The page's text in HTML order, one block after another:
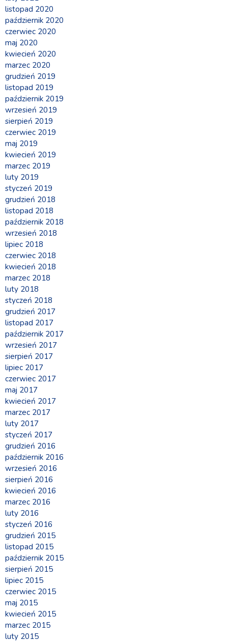
listopad 2020
październik 2020
czerwiec 2020
maj 2020
kwiecień 2020
marzec 2020
grudzień 2019
listopad 2019
październik 2019
wrzesień 2019
sierpień 2019
czerwiec 2019
maj 2019
kwiecień 2019
marzec 2019
luty 2019
styczeń 2019
grudzień 2018
listopad 2018
październik 2018
wrzesień 2018
lipiec 2018
czerwiec 2018
kwiecień 2018
marzec 2018
luty 2018
styczeń 2018
grudzień 2017
listopad 2017
październik 2017
wrzesień 2017
sierpień 2017
lipiec 2017
czerwiec 2017
maj 2017
kwiecień 2017
marzec 2017
luty 2017
styczeń 2017
grudzień 2016
październik 2016
wrzesień 2016
sierpień 2016
kwiecień 2016
marzec 2016
luty 2016
styczeń 2016
grudzień 2015
listopad 2015
październik 2015
sierpień 2015
lipiec 2015
czerwiec 2015
maj 2015
kwiecień 2015
marzec 2015
luty 2015